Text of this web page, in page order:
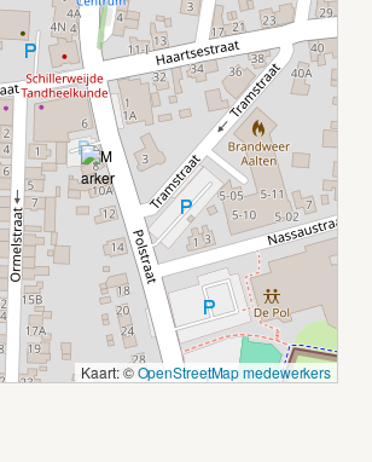
Kaart: ©OpenStreetMap medewerkers